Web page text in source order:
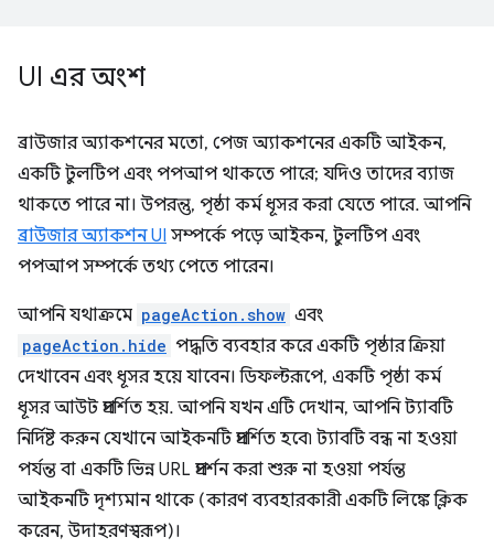
UI এর অংশ
ব্রাউজার অ্যাকশনের মতো, পেজ অ্যাকশনের একটি আইকন,
একটি টুলটিপ এবং পপআপ থাকতে পারে; যদিও তাদের ব্যাজ
থাকতে পারে না। উপরন্তু, পৃষ্ঠা কর্ম ধূসর করা যেতে পারে. আপনি
ব্রাউজার অ্যাকশন UI সম্পর্কে পড়ে আইকন, টুলটিপ এবং
পপআপ সম্পর্কে তথ্য পেতে পারেন।
আপনি যথাক্রমে pageAction.show এবং
pageAction.hide পদ্ধতি ব্যবহার করে একটি পৃষ্ঠার ক্রিয়া
দেখাবেন এবং ধূসর হয়ে যাবেন। ডিফল্টরূপে, একটি পৃষ্ঠা কর্ম
ধূসর আউট প্রদর্শিত হয়. আপনি যখন এটি দেখান, আপনি ট্যাবটি
নির্দিষ্ট করুন যেখানে আইকনটি প্রদর্শিত হবে৷ ট্যাবটি বন্ধ না হওয়া
পর্যন্ত বা একটি ভিন্ন URL প্রদর্শন করা শুরু না হওয়া পর্যন্ত
আইকনটি দৃশ্যমান থাকে (কারণ ব্যবহারকারী একটি লিঙ্কে ক্লিক
করেন, উদাহরণস্বরূপ)।